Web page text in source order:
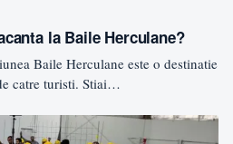
la Baile Herculane?
Baile Herculane este o destinatie
catre turisti. Stiai…